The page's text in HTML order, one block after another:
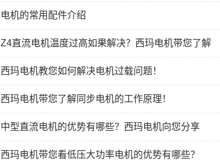
电机的常用配件介绍
Z4直流电机温度过高如果解决？西玛电机带您了解
西玛电机教您如何解决电机过载问题！
西玛电机带您了解同步电机的工作原理！
中型直流电机的优势有哪些？西玛电机向您分享
西玛电机带您看低压大功率电机的优势有哪些？